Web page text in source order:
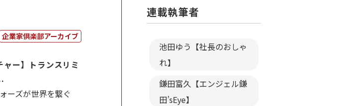
企業家倶楽部アーカイブ
ャー】トランスリミ
ーズが世界を繋ぐ
連載執筆者
池田ゆう【社長のおしゃ
れ】
鎌田富久【エンジェル鎌
田’sEye】